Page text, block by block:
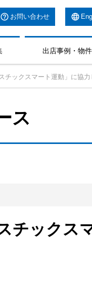
お問い合わせ
出店事例・物
チックスマート運動」に協力
ス
チックス